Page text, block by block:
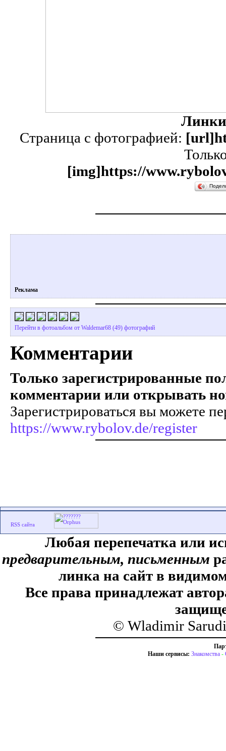
Страница с фотографией:
[img]https://
Реклама
Перейти в фотоальбом от Waldemar68 (49) фотографий
Комментарии
Только зарегистрированные
комментарии или открывать
Зарегистрироваться вы можете
https://www.rybolov.de/register
Любая перепечатка или
предварительным, письменным
линка на сайт в
Все права принадлежат
© Wladimir
Наши сервисы: Знакомства -